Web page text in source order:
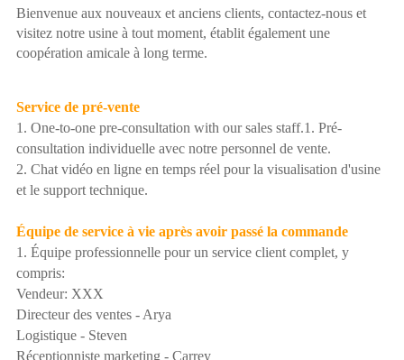
Bienvenue aux nouveaux et anciens clients, contactez-nous et
visitez notre usine à tout moment, établit également une
coopération amicale à long terme.
Service de pré-vente
1. One-to-one pre-consultation with our sales staff.1. Pré-
consultation individuelle avec notre personnel de vente.
2. Chat vidéo en ligne en temps réel pour la visualisation d'usine
et le support technique.
Équipe de service à vie après avoir passé la commande
1. Équipe professionnelle pour un service client complet, y
compris:
Vendeur: XXX
Directeur des ventes - Arya
Logistique - Steven
Réceptionniste marketing - Carrey